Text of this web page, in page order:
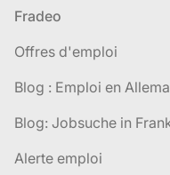
Pied de page
Fradeo
Offres d'emploi
Blog : Emploi en
Blog: Jobsuche in
Alerte emploi